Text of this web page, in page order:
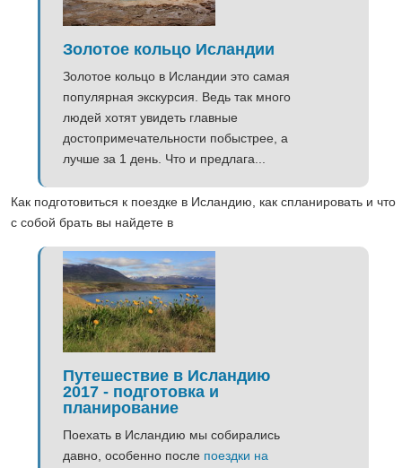
Золотое кольцо Исландии
Золотое кольцо в Исландии это самая
популярная экскурсия. Ведь так много
людей хотят увидеть главные
достопримечательности побыстрее, а
лучше за 1 день. Что и предлага...
Как подготовиться к поездке в Исландию, как спланировать и что
с собой брать вы найдете в
Путешествие в Исландию
2017 - подготовка и
планирование
Поехать в Исландию мы собирались
давно, особенно после поездки на